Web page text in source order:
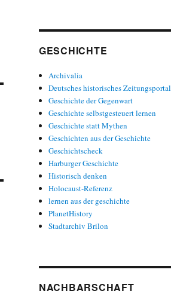
GESCHICHTE
Archivalia
Deutsches historisches Zeitungsportal
Geschichte der Gegenwart
Geschichte selbstgesteuert lernen
Geschichte statt Mythen
Geschichten aus der Geschichte
Geschichtscheck
Harburger Geschichte
Historisch denken
Holocaust-Referenz
lernen aus der geschichte
PlanetHistory
Stadtarchiv Brilon
NACHBARSCHAFT